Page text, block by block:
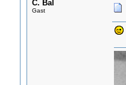
C. Bal
Gast